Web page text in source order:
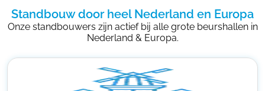
Standbouw door heel Nederland en Europa
Onze standbouwers zijn actief bij alle grote beurshallen in
Nederland & Europa.